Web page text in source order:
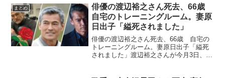
トチ狂ったか自宅前中継してしまうも、
生出演中の尾木ママに報道...
まとめ
俳優の渡辺裕之さん死去、66歳
自宅のトレーニングルーム。妻原
日出子「縊死されました」
俳優の渡辺裕之さん死去、66歳 自宅の
トレーニングルーム。妻原日出子「縊死
されました」渡辺裕之さんが今月3日、神